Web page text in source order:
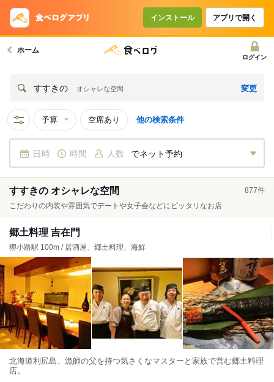
インストール アプリで開く
ホーム
ログイン
すすきの オシャレな空間 変更
予算 空席あり 他の検索条件
日時 時間 人数 でネット予約
すすきの オシャレな空間 877件
こだわりの内装や雰囲気でデートや女子会などにピッタリなお店
郷土料理 吉在門
狸小路駅 100m / 居酒屋、郷土料理、海鮮
北海道利尻島、漁師の父を持つ気さくなマスターと家族で営む郷土料理
店。